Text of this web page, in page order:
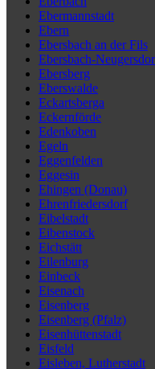
Ebermannstadt
Ebern
Ebersbach an der Fils
Ebersbach-
Ebersberg
Eberswalde
Eckartsberga
Eckernförde
Edenkoben
Egeln
Eggenfelden
Eggesin
Ehingen (Donau)
Ehrenfriedersdorf
Eibelstadt
Eibenstock
Eichstätt
Eilenburg
Einbeck
Eisenach
Eisenberg
Eisenberg (Pfalz)
Eisenhüttenstadt
Eisfeld
Eisleben, Lutherstadt